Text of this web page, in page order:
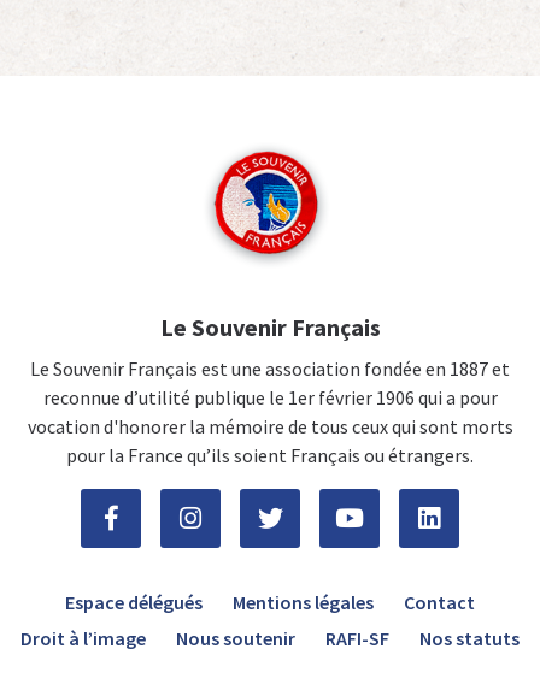
Le Souvenir Français
Le Souvenir Français est une association fondée en 1887 et
reconnue d’utilité publique le 1er février 1906 qui a pour
vocation d'honorer la mémoire de tous ceux qui sont morts
pour la France qu’ils soient Français ou étrangers.
Espace délégués Mentions légales
Contact
Droit à l’image
Nous soutenir RAFI-SF Nos statuts